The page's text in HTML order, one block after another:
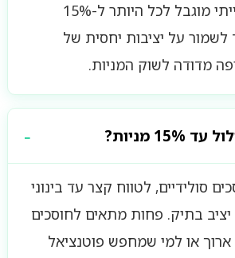
חוב, והרכיב המנייתי מוגבל לכל היותר ל-15%
לשמור על יציבות יחסית של
מדודה לשוק המניות.
מניות?
סולידיים, לטווח קצר עד בינוני
יציב בתיק. פחות מתאים לחוסכים
או למי שמחפש פוטנציאל